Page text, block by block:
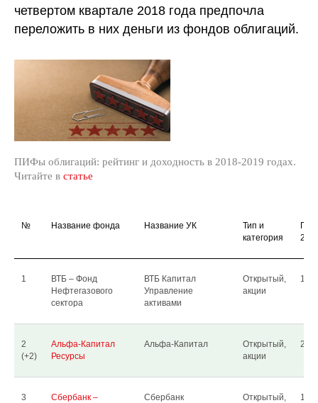
четвертом квартале 2018 года предпочла
переложить в них деньги из фондов облигаций.
ПИФы облигаций: рейтинг и доходность в 2018-2019 годах.
Читайте в статье
№ Название фонда Название УК
Тип и
категория
Пай
1
ВТБ – Фонд
Нефтегазового
сектора
ВТБ Капитал
Управление
активами
Открытый,
акции
2
(+2)
Альфа-Капитал
Ресурсы
Альфа-Капитал
Открытый,
акции
2
3
Сбербанк –
Сбербанк
Открытый,
1